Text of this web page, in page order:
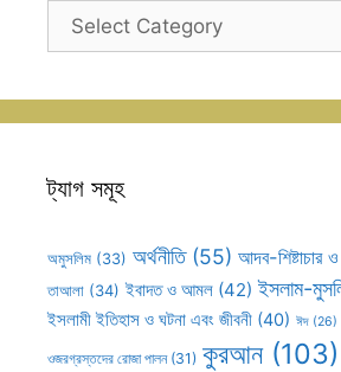
ক্যাটাগরি
ট্যাগ সমূহ
অমুসলিম (33) অর্থনীতি(55) আদব-শিষ্টাচার
তাআলা (34) ইবাদত ও আমল (42) ইসলাম-
ইসলামী ইতিহাস ও ঘটনা এবং জীবনী (40) ঈদ (26)
ওজরগ্রস্তদের রোজা পালন(31) কুরআন(103)